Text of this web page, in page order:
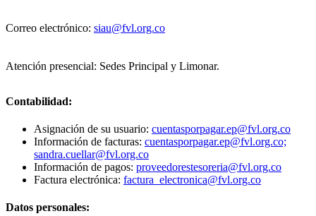
Correo electrónico: siau@fvl.org.co
Atención presencial: Sedes Principal y Limonar.
Contabilidad:
Asignación de su usuario: cuentasporpagar.ep@fvl.org.co
Información de facturas: cuentasporpagar.ep@fvl.org.co;
sandra.cuellar@fvl.org.co
Información de pagos: proveedorestesoreria@fvl.org.co
Factura electrónica: factura_electronica@fvl.org.co
Datos personales: